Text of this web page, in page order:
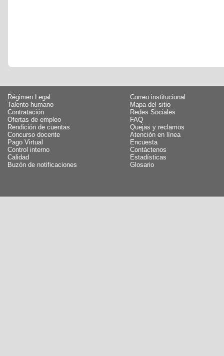
Régimen Legal
Talento humano
Contratación
Ofertas de empleo
Rendición de cuentas
Concurso docente
Pago Virtual
Control interno
Calidad
Buzón de notificaciones
Correo institucional
Mapa del sitio
Redes Sociales
FAQ
Quejas y reclamos
Atención en línea
Encuesta
Contáctenos
Estadísticas
Glosario